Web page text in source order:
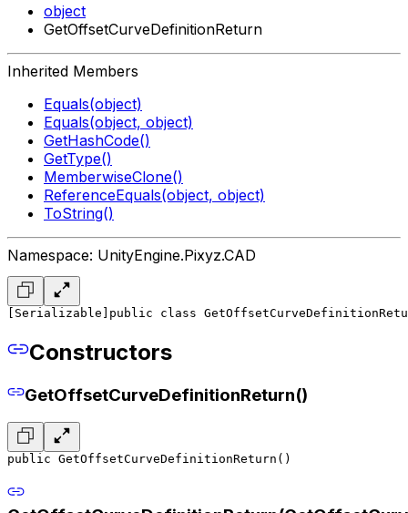
object
GetOffsetCurveDefinitionReturn
Inherited Members
Equals(object)
Equals(object, object)
GetHashCode()
GetType()
MemberwiseClone()
ReferenceEquals(object, object)
ToString()
Namespace: UnityEngine.Pixyz.CAD
[Serializable] public class
Constructors
GetOffsetCurveDefinitionReturn()
public GetOffsetCurveDefinitionReturn()